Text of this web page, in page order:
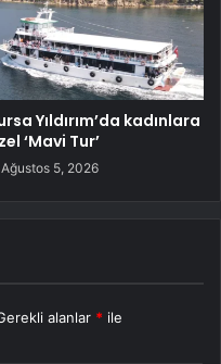
Yıldırım’da kadınlara
‘Mavi Tur’
Ağustos 5, 2026
alanlar * ile